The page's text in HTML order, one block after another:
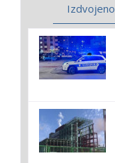
Izdvojeno